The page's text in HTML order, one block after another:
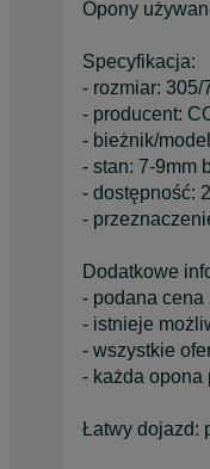
Szerokość
Opony
Specyfikacja:
- rozmiar: 305/
- producent:
- bieżnik/
- stan: 7-9mm
- dostępność:
-
Dodatkowe
- podana cena
- istnieje
- wszystkie
- każda opona
Łatwy dojazd: